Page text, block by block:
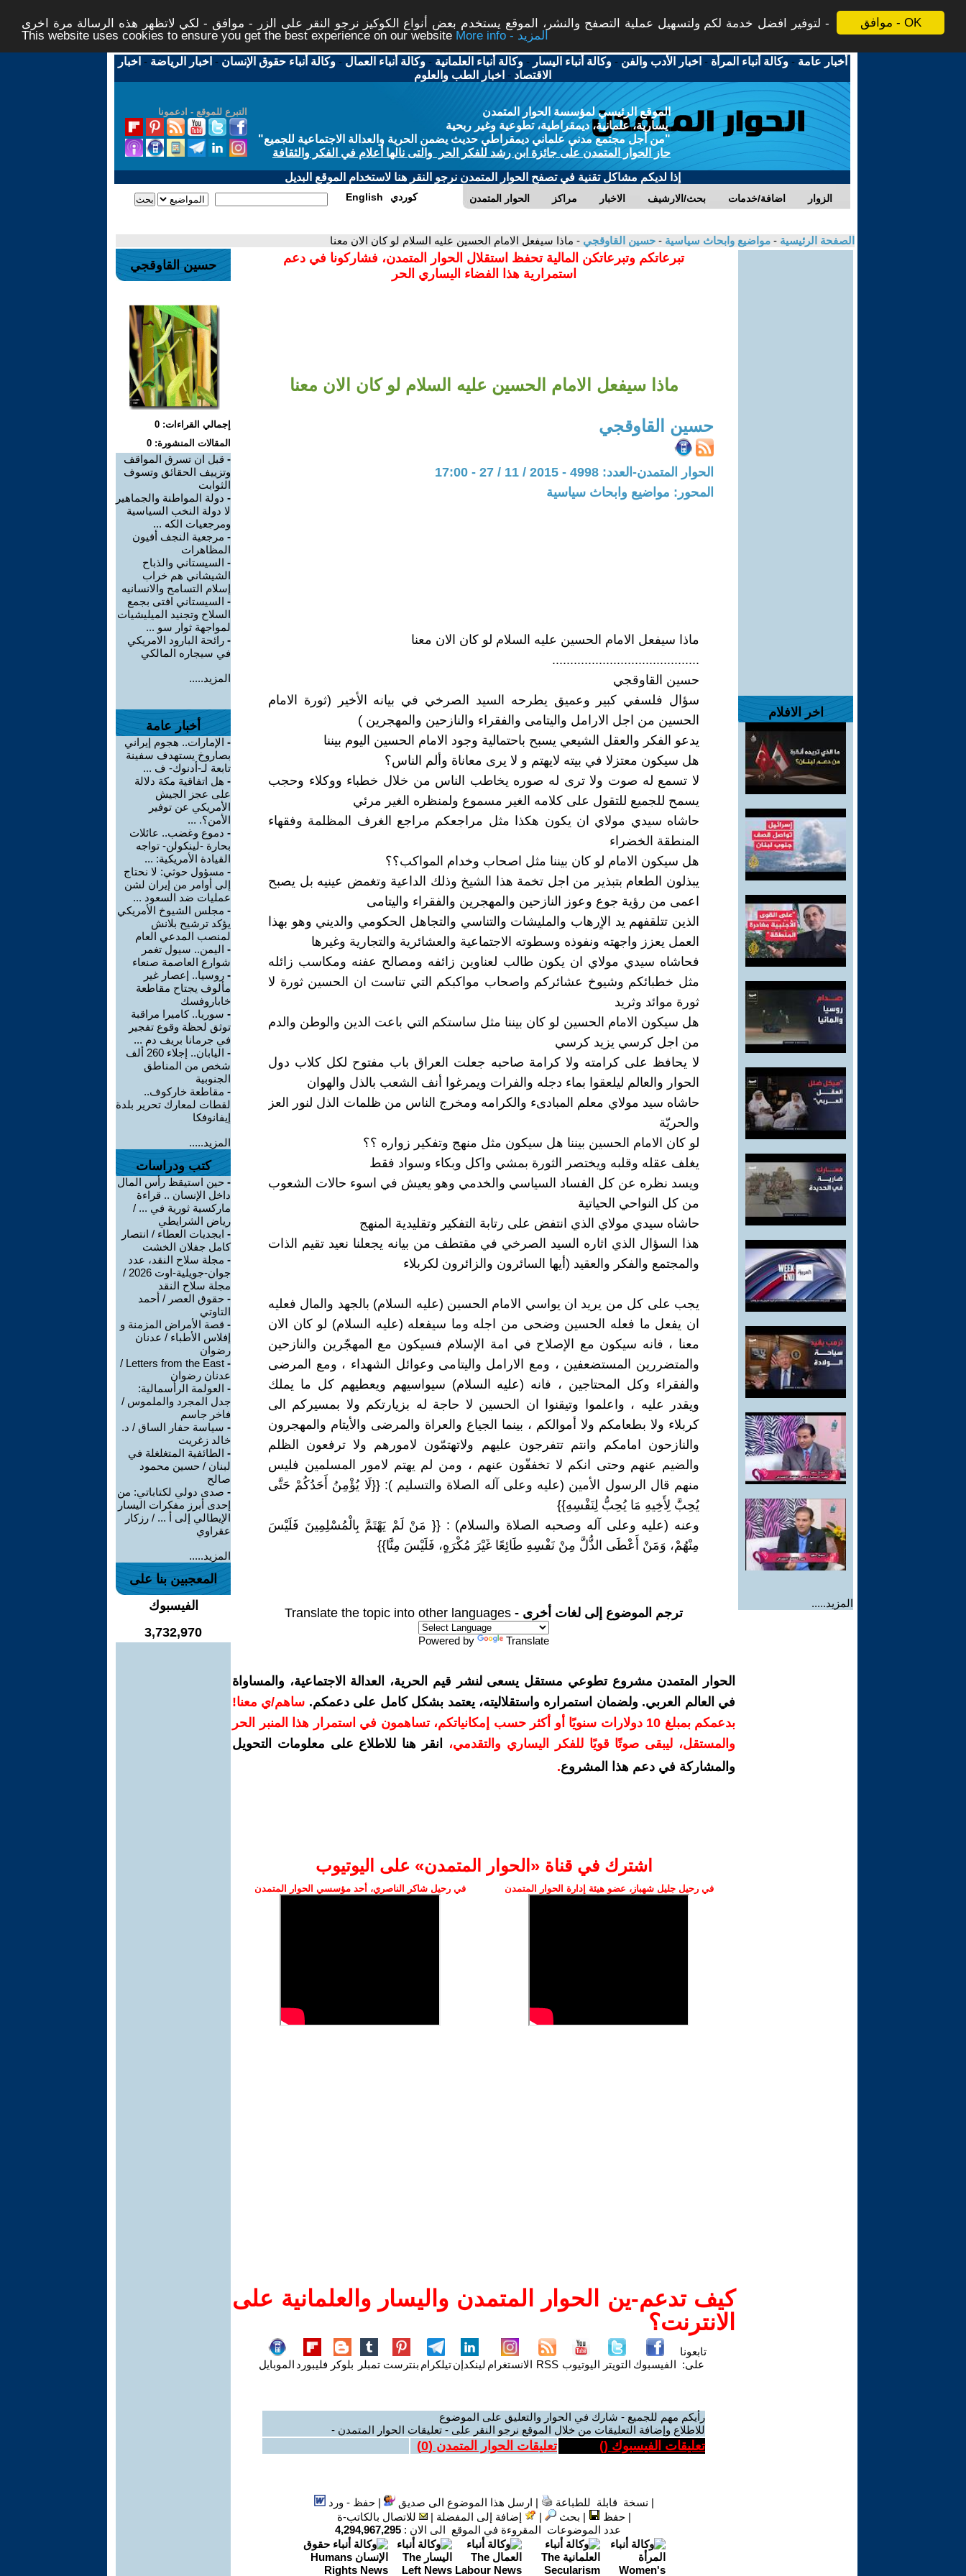
موافق - OK
لتوفير افضل خدمة لكم ولتسهيل عملية التصفح والنشر، الموقع يستخدم بعض أنواع الكوكيز نرجو النقر على الزر - موافق - لكي لاتظهر هذه الرسالة مرة اخرى -
This website uses cookies to ensure you get the best experience on our website
More info - المزيد
أخبار عامة -وكالة أنباء المرأة - اخبار الأدب والفن -وكالة أنباء اليسار -وكالة أنباء العلمانية -وكالة أنباء العمال -وكالة أنباء حقوق الإنسان - اخبار الرياضة - اخبار
الاقتصاد - اخبار الطب والعلوم
التبرع للموقع - ادعمونا
الموقع الرئيسي لمؤسسة الحوار المتمدن
يسارية، علمانية، ديمقراطية، تطوعية وغير ربحية
"من أجل مجتمع مدني علماني ديمقراطي حديث يضمن الحرية والعدالة الاجتماعية للجميع"
حاز الحوار المتمدن على جائزة ابن رشد للفكر الحر والتى نالها أعلام في الفكر والثقافة
إذا لديكم مشاكل تقنية في تصفح الحوار المتمدن نرجو النقر هنا لاستخدام الموقع البديل
الحوار المتمدن مراكز الاخبار بحث/الارشيف اضافة/خدمات الزوار English كوردي
الصفحة الرئيسية - مواضيع وابحاث سياسية - حسين القاوقجي - ماذا سيفعل الامام الحسين عليه السلام لو كان الان معنا
اخر الافلام
المزيد.....
تبرعاتكم وتبرعاتكن المالية تحفظ استقلال الحوار المتمدن، فشاركونا في دعم
استمرارية هذا الفضاء اليساري الحر
ماذا سيفعل الامام الحسين عليه السلام لو كان الان معنا
حسين القاوقجي
الحوار المتمدن-العدد: 4998 - 2015 / 11 / 27 - 17:00
المحور: مواضيع وابحاث سياسية
ماذا سيفعل الامام الحسين عليه السلام لو كان الان معنا
.........................................
حسين القاوقجي
سؤال فلسفي كبير وعميق يطرحه السيد الصرخي في بيانه الأخير (ثورة الامام
الحسين من اجل الارامل واليتامى والفقراء والنازحين والمهجرين )
يدعو الفكر والعقل الشيعي يسبح باحتمالية وجود الامام الحسين اليوم بيننا
هل سيكون معتزلا في بيته لايهتم و لا يرى معاناة وألم الناس؟
لا تسمع له صوت ولا ترى له صوره يخاطب الناس من خلال خطباء ووكلاء وحجب
يسمح للجميع للتقول على كلامه الغير مسموع ولمنظره الغير مرئي
حاشاه سيدي مولاي ان يكون هكذا مثل مراجعكم مراجع الغرف المظلمة وفقهاء
المنطقة الخضراء
هل سيكون الامام لو كان بيننا مثل اصحاب وخدام المواكب؟؟
يبذلون الطعام بتبذير من اجل تخمة هذا الشيخ وذلك الداعية وتغمض عينيه بل يصبح
اعمى من رؤية جوع وعوز النازحين والمهجرين والفقراء واليتامى
الذين تتلقفهم يد الاٍرهاب والمليشات والتناسي والتجاهل الحكومي والديني وهو بهذا
العمل يعزز واجهته ونفوذه وسطوته الاجتماعية والعشائرية والتجارية وغيرها
فحاشاه سيدي مولاي ان يكون طالب لعناوين زائفه ومصالح عفنه ومكاسب زائله
مثل خطبائكم وشيوخ عشائركم واصحاب مواكبكم التي تناست ان الحسين ثورة لا
ثورة موائد وثريد
هل سيكون الامام الحسين لو كان بيننا مثل ساستكم التي باعت الدين والوطن والدم
من اجل كرسي يزيد كرسي
لا يحافظ على كرامته ولا كرامة صاحبه جعلت العراق باب مفتوح لكل كلاب دول
الحوار والعالم ليلعقوا بماء دجله والفرات ويمرغوا أنف الشعب بالذل والهوان
حاشاه سيد مولاي معلم المبادىء والكرامه ومخرج الناس من ظلمات الذل لنور العز
والحريّة
لو كان الامام الحسين بيننا هل سيكون مثل منهج وتفكير زواره ؟؟
يغلف عقله وقلبه ويختصر الثورة بمشي واكل وبكاء وسواد فقط
ويسد نظره عن كل الفساد السياسي والخدمي وهو يعيش في اسوء حالات الشعوب
من كل النواحي الحياتية
حاشاه سيدي مولاي الذي انتفض على رتابة التفكير وتقليدية المنهج
هذا السؤال الذي اثاره السيد الصرخي في مقتطف من بيانه يجعلنا نعيد تقيم الذات
والمجتمع والفكر والعقيد (أيها السائرون والزائرون لكربلاء
يجب على كل من يريد ان يواسي الامام الحسين (عليه السلام) بالجهد والمال فعليه
ان يفعل ما فعله الحسين وضحى من اجله وما سيفعله (عليه السلام) لو كان الان
معنا ، فانه سيكون مع الإصلاح في امة الإسلام فسيكون مع المهجّرين والنازحين
والمتضررين المستضعفين ، ومع الارامل واليتامى وعوائل الشهداء ، ومع المرضى
والفقراء وكل المحتاجين ، فانه (عليه السلام) سيواسيهم ويعطيهم كل ما يملك
ويقدر عليه ، واعلموا وتيقنوا ان الحسين لا حاجة له بزيارتكم ولا بمسيركم الى
كربلاء ولا بطعامكم ولا أموالكم ، بينما الجياع والعراة والمرضى والأيتام والمهجرون
والنازحون امامكم وانتم تتفرجون عليهم ولاتهتمّون لامورهم ولا ترفعون الظلم
والضيم عنهم وحتى انكم لا تخففّون عنهم ، ومن لم يهتم لامور المسلمين فليس
منهم قال الرسول الأمين (عليه وعلى آله الصلاة والتسليم ): {{لَا يُؤْمِنُ أَحَدُكُمْ حَتَّى
يُحِبَّ لِأَخِيهِ مَا يُحِبُّ لِنَفْسِهِ}}
وعنه (عليه وعلى آله وصحبه الصلاة والسلام) : {{ مَنْ لَمْ يَهْتَمَّ بِالْمُسْلِمِينَ فَلَيْسَ
مِنْهُمْ، وَمَنْ أَعْطَى الذُّلَّ مِنْ نَفْسِهِ طَائِعًا غَيْرَ مُكْرَهٍ، فَلَيْسَ مِنَّا}}
ترجم الموضوع إلى لغات أخرى - Translate the topic into other languages
Powered by Translate
الحوار المتمدن مشروع تطوعي مستقل يسعى لنشر قيم الحرية، العدالة الاجتماعية، والمساواة
في العالم العربي. ولضمان استمراره واستقلاليته، يعتمد بشكل كامل على دعمكم. ساهم/ي معنا!
بدعمكم بمبلغ 10 دولارات سنويًا أو أكثر حسب إمكانياتكم، تساهمون في استمرار هذا المنبر الحر
والمستقل، ليبقى صوتًا قويًا للفكر اليساري والتقدمي،
انقر هنا للاطلاع على معلومات التحويل
والمشاركة في دعم هذا المشروع.
اشترك في قناة ‫«الحوار المتمدن» على اليوتيوب
في رحيل جليل شهباز، عضو هيئة إدارة الحوار المتمدن في رحيل شاكر الناصري، أحد مؤسسي الحوار المتمدن
كيف تدعم-ين الحوار المتمدن واليسار والعلمانية على
الانترنت؟
تابعونا
على: الفيسبوك التويتر اليوتيوب RSS الانستغرام لينكدإنتيلكرام بنترست تمبلر بلوكر فليبورد الموبايل
رأيكم مهم للجميع - شارك في الحوار والتعليق على الموضوع
للاطلاع وإضافة التعليقات من خلال الموقع نرجو النقر على - تعليقات الحوار المتمدن -
تعليقات الفيسبوك () تعليقات الحوار المتمدن (0
)
| نسخة قابلة للطباعة | ارسل هذا الموضوع الى صديق |حفظ - ورد
|حفظ | بحث | إضافة إلى المفضلة |
للاتصال بالكاتب-ة
عدد الموضوعات المقروءة في الموقع الى الان : 4,294,967,295
حسين القاوقجي
إجمالي القراءات: 0
المقالات المنشورة: 0
- قبل ان تسرق المواقف
وتزييف الحقائق وتسوف
الثوابت
- دولة المواطنة والجماهير
لا دولة النخب السياسية
ومرجعيات الكه ...
- مرجعية النجف أفيون
المظاهرات
- السيستاني والذباح
الشيشاني هم خراب
إسلام التسامح والانسانيه
- السيستاني افتى بجمع
السلاح وتجنيد الميليشيات
لمواجهة ثوار سو ...
- رائحة البارود الامريكي
في سيجاره المالكي
المزيد.....
أخبار عامة
- الإمارات.. هجوم إيراني
بصاروخ يستهدف سفينة
تابعة لـ-أدنوك- ف ...
- هل اتفاقية مكة دلالة
على عجز الجيش
الأمريكي عن توفير
الأمن؟. ...
- دموع وغضب.. عائلات
بحارة -لينكولن- تواجه
القيادة الأمريكية: ...
- مسؤول حوثي: لا نحتاج
إلى أوامر من إيران لشن
عمليات ضد السعود ...
- مجلس الشيوخ الأمريكي
يؤكد ترشيح بلانش
لمنصب المدعي العام
- اليمن.. سيول تغمر
شوارع العاصمة صنعاء
- روسيا.. إعصار غير
مألوف يجتاح مقاطعة
خاباروفسك
- سوريا.. كاميرا مراقبة
توثق لحظة وقوع تفجير
في جرمانا بريف دم ...
-
اليابان.. إجلاء 260 ألف
شخص من المناطق
الجنوبية
- مقاطعة خاركوف..
لقطات لمعارك تحرير بلدة
إيفانوفكا
المزيد.....
كتب ودراسات
- حين استيقظ رأس المال
داخل الإنسان .. قراءة
ماركسية ثورية في ... /
رياض الشرايطي
- ابجديات العطاء / انتصار
كامل جفلان الخشت
- مجلة سلاح النقد، عدد
جوان-جويلية-اوت 2026 /
مجلة سلاح النقد
- حقوق العصر / أحمد
التاوتي
- قصة الأمراض المزمنة و
إفلاس الأطباء / عدنان
رضوان
-
Letters from the East /
عدنان رضوان
- العولمة الرأسمالية:
جدل المجرد والملموس /
فاخر جاسم
- سياسة حفار الساق / د.
خالد زغريت
- الطائفية المتغلغلة في
لبنان / حسين محمود
صالح
- صدى دولي لكتاباتي: من
إحدى أبرز مفكرات اليسار
الإيطالي إلى أ ... / رزكار
عقراوي
المزيد.....
المعجبين بنا على
الفيسبوك
3,732,970